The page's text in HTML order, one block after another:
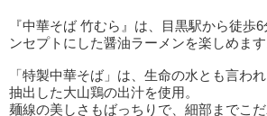
『中華そば 竹むら』は、目黒駅から徒歩6
ンセプトにした醤油ラーメンを楽しめます
「特製中華そば」は、生命の水とも言わ
抽出した大山鶏の出汁を使用。
麺線の美しさもばっちりで、細部までこ